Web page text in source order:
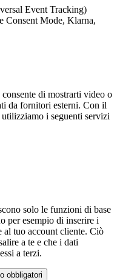
Event Tracking)
Consent Mode, Klarna,
di mostrarti video o
da fornitori esterni. Con il
i seguenti servizi
solo le funzioni di base
per esempio di inserire i
al tuo account cliente. Ciò
a te e che i dati
a terzi.
obbligatori